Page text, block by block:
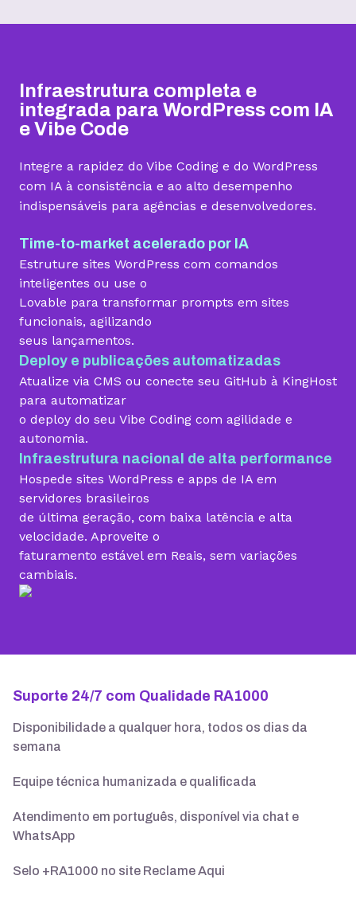
Contratar Contratar
Armazenamento
Quantidade de sites
1 site 3 sites 5 sites
Hospedagem gerenciada para WordPress
Domínio grátis
Migração grátis
Vibe Coding
Criador de Sites grátis
Armazenamento
Suporte 24/7 com especialistas
30 dias para pedir reembolso
SSL ilimitado grátis
Infraestrutura completa e
integrada para WordPress com IA
e Vibe Code
Integre a rapidez do Vibe Coding e do WordPress
com IA à consistência e ao alto desempenho
indispensáveis para agências e desenvolvedores.
Time-to-market acelerado por IA
Estruture sites WordPress com comandos
inteligentes ou use o
Lovable para transformar prompts em sites
funcionais, agilizando
seus lançamentos.
Deploy e publicações automatizadas
Atualize via CMS ou conecte seu GitHub à KingHost
para automatizar
o deploy do seu Vibe Coding com agilidade e
autonomia.
Infraestrutura nacional de alta performance
Hospede sites WordPress e apps de IA em
servidores brasileiros
de última geração, com baixa latência e alta
velocidade. Aproveite o
faturamento estável em Reais, sem variações
cambiais.
Suporte 24/7 com Qualidade RA1000
Disponibilidade a qualquer hora, todos os dias da
semana
Equipe técnica humanizada e qualificada
Atendimento em português, disponível via chat e
WhatsApp
Selo +RA1000 no site Reclame Aqui